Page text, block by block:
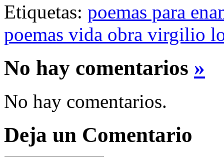
Etiquetas: poemas para
poemas vida obra virgilio
No hay comentarios »
No hay comentarios.
Deja un Comentario